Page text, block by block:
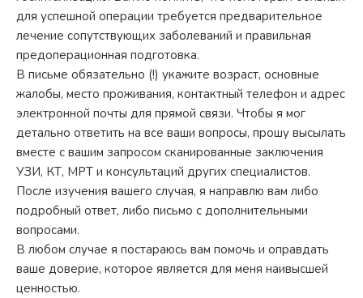
для успешной операции требуется предварительное
лечение сопутствующих заболеваний и правильная
предоперационная подготовка.
В письме обязательно (!) укажите возраст, основные
жалобы, место проживания, контактный телефон и адрес
электронной почты для прямой связи. Чтобы я мог
детально ответить на все ваши вопросы, прошу высылать
вместе с вашим запросом сканированные заключения
УЗИ, КТ, МРТ и консультаций других специалистов.
После изучения вашего случая, я направлю вам либо
подробный ответ, либо письмо с дополнительными
вопросами.
В любом случае я постараюсь вам помочь и оправдать
ваше доверие, которое является для меня наивысшей
ценностью.